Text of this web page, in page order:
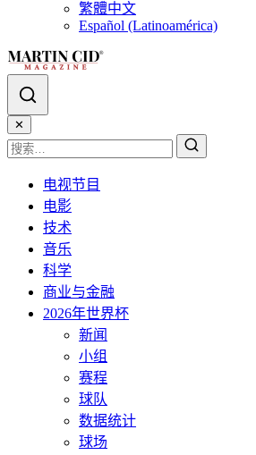
繁體中文
Español (Latinoamérica)
✕
电视节目
电影
技术
音乐
科学
商业与金融
2026年世界杯
新闻
小组
赛程
球队
数据统计
球场